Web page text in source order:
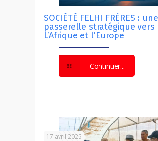
SOCIÉTÉ FELHI FRÈRES : une
passerelle stratégique vers
L’Afrique et l’Europe
Continuer...
17 avril 2026